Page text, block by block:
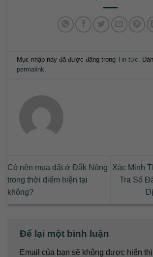
Mục nhập này đã được đăng trongTin tức.
permalink.
Có nên mua đất ở Đắk Nông
trong thời điểm hiện tại
không?
Xác Minh
Tra Số
Để lại một bình luận
Email của bạn sẽ không được hiển